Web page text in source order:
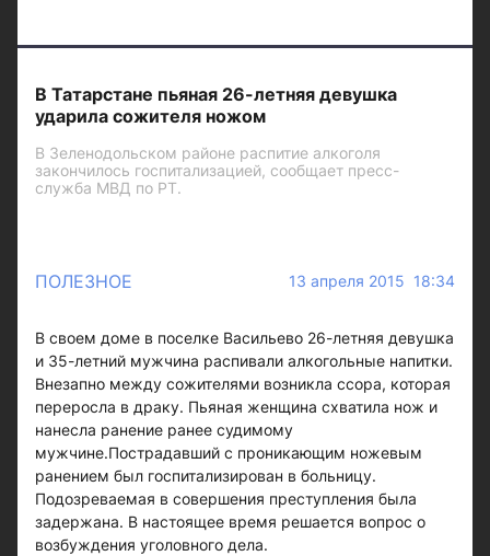
В Татарстане пьяная 26-летняя девушка
ударила сожителя ножом
В Зеленодольском районе распитие алкоголя
закончилось госпитализацией, сообщает пресс-
служба МВД по РТ.
ПОЛЕЗНОЕ 13 апреля 2015 18:34
В своем доме в поселке Васильево 26-летняя девушка
и 35-летний мужчина распивали алкогольные напитки.
Внезапно между сожителями возникла ссора, которая
переросла в драку. Пьяная женщина схватила нож и
нанесла ранение ранее судимому
мужчине.Пострадавший с проникающим ножевым
ранением был госпитализирован в больницу.
Подозреваемая в совершения преступления была
задержана. В настоящее время решается вопрос о
возбуждения уголовного дела.